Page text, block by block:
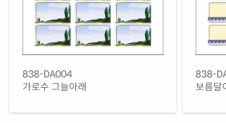
838-DA004
가로수 그늘아래
838-
보름달